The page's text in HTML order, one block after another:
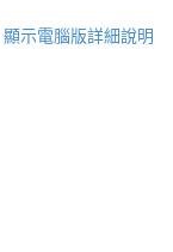
顯示電腦版詳細說明